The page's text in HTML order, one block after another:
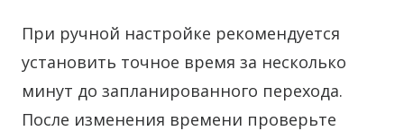
При ручной настройке рекомендуется
установить точное время за несколько
минут до запланированного перехода.
После изменения времени проверьте